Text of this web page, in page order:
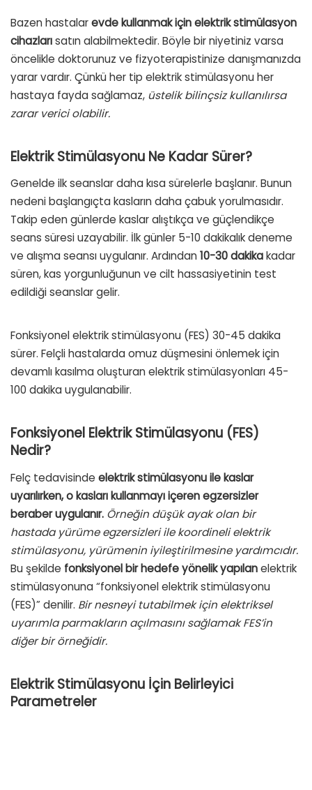
Bazen hastalarevde kullanmak için elektrik stimülasyon
cihazlarısatın alabilmektedir. Böyle bir niyetiniz varsa
öncelikle doktorunuz ve fizyoterapistinize danışmanızda
yarar vardır. Çünkü her tip elektrik stimülasyonu her
hastaya fayda sağlamaz, üstelik bilinçsiz kullanılırsa
zarar verici olabilir.
Elektrik Stimülasyonu Ne Kadar Sürer?
Genelde ilk seanslar daha kısa sürelerle başlanır. Bunun
nedeni başlangıçta kasların daha çabuk yorulmasıdır.
Takip eden günlerde kaslar alıştıkça ve güçlendikçe
seans süresi uzayabilir. İlk günler 5-10 dakikalık deneme
ve alışma seansı uygulanır. Ardından 10-30 dakikakadar
süren, kas yorgunluğunun ve cilt hassasiyetinin test
edildiği seanslar gelir.
Fonksiyonel elektrik stimülasyonu (FES) 30-45 dakika
sürer. Felçli hastalarda omuz düşmesini önlemek için
devamlı kasılma oluşturan elektrik stimülasyonları 45-
100 dakika uygulanabilir.
Fonksiyonel Elektrik Stimülasyonu (FES)
Nedir?
Felç tedavisinde elektrik stimülasyonu ile kaslar
uyarılırken, o kasları kullanmayı içeren egzersizler
beraber uygulanır. Örneğin düşük ayak olan bir
hastada yürüme egzersizleri ile koordineli elektrik
stimülasyonu, yürümenin iyileştirilmesine yardımcıdır.
Bu şekilde fonksiyonel bir hedefe yönelik yapılanelektrik
stimülasyonuna “fonksiyonel elektrik stimülasyonu
(FES)” denilir. Bir nesneyi tutabilmek için elektriksel
uyarımla parmakların açılmasını sağlamak FES’in
diğer bir örneğidir.
Elektrik Stimülasyonu İçin Belirleyici
Parametreler